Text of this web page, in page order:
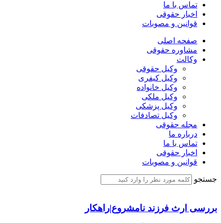
تماس با ما
اخبار حقوقی
قوانین و مصوبات
صفحه اصلی
مشاوره حقوقی
وکالت
وکیل حقوقی
وکیل کیفری
وکیل خانواده
وکیل ملکی
وکیل پزشکی
وکیل تصادفات
مجله حقوقی
درباره ما
تماس با ما
اخبار حقوقی
قوانین و مصوبات
جستجو
بررسی ارث فرزند نامشروع|راهکار